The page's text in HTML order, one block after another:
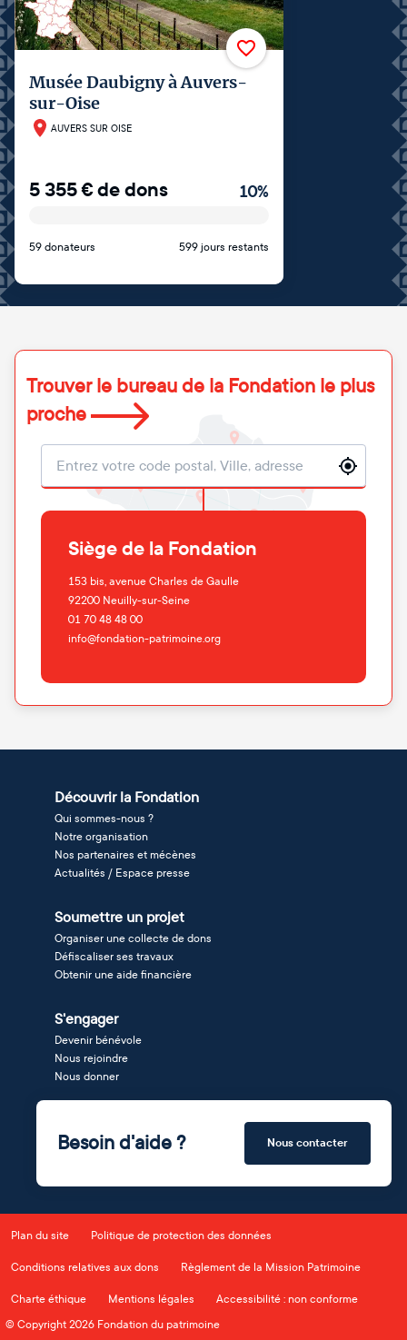
Musée Daubigny à Auvers-
sur-Oise
AUVERS SUR OISE
5 355€de dons 10%
59 donateurs 599 jours restants
Trouver le bureau de la Fondation le plus
proche
Localisation
Siège de la Fondation
153 bis, avenue Charles de Gaulle
92200 Neuilly-sur-Seine
01 70 48 48 00
info@fondation-patrimoine.org
Découvrir la Fondation
Qui sommes-nous ?
Notre organisation
Nos partenaires et mécènes
Actualités / Espace presse
Soumettre un projet
Organiser une collecte de dons
Défiscaliser ses travaux
Obtenir une aide financière
S'engager
Devenir bénévole
Nous rejoindre
Nous donner
Besoin d'aide ? Nous contacter
Plan du site Politique de protection des données
Conditions relatives aux dons Règlement de la Mission Patrimoine
Charte éthique Mentions légales
Accessibilité : non conforme
© Copyright 2026 Fondation du patrimoine